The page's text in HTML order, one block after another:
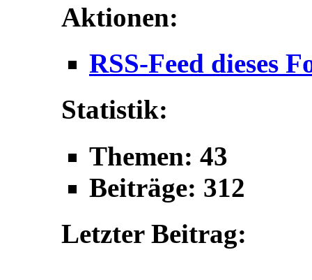
Aktionen:
RSS-Feed dieses
Statistik:
Themen: 43
Beiträge: 312
Letzter Beitrag: